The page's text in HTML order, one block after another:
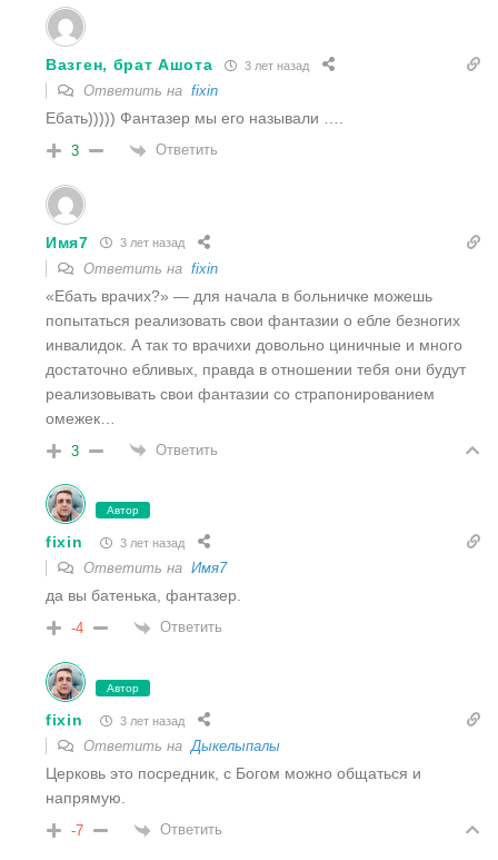
Вазген, брат Ашoта 3 лет назад
Ответить на fixin
Ебать))))) Фантазер мы его называли ….
3 Ответить
Имя7 3 лет назад
Ответить на fixin
«Ебать врачих?» — для начала в больничке можешь
попытаться реализовать свои фантазии о ебле безногих
инвалидок. А так то врачихи довольно циничные и много
достаточно ебливых, правда в отношении тебя они будут
реализовывать свои фантазии со страпонированием
омежек…
3 Ответить
Автор
fixin 3 лет назад
Ответить на Имя7
да вы батенька, фантазер.
-4 Ответить
Автор
fixin 3 лет назад
Ответить наДыкелыпалы
Церковь это посредник, с Богом можно общаться и
напрямую.
-7 Ответить